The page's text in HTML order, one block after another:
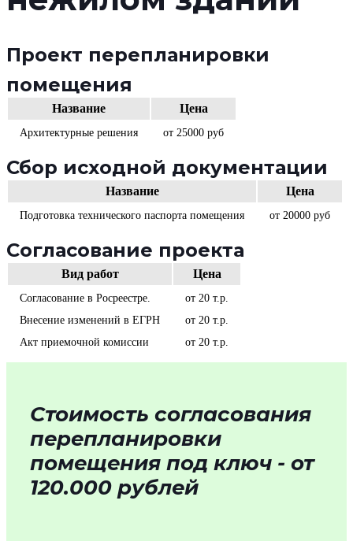
Проект перепланировки
помещения
Название Цена
Архитектурные решения от 25000 руб
Сбор исходной документации
Название Цена
Подготовка технического паспорта помещения от 20000 руб
Согласование проекта
Вид работ Цена
Согласование в Росреестре.
от 20 т.р.
Внесение изменений в ЕГРН
от 20 т.р.
Акт приемочной комиссии
от 20 т.р.
Стоимость согласования
перепланировки
помещения под ключ - от
120.000 рублей